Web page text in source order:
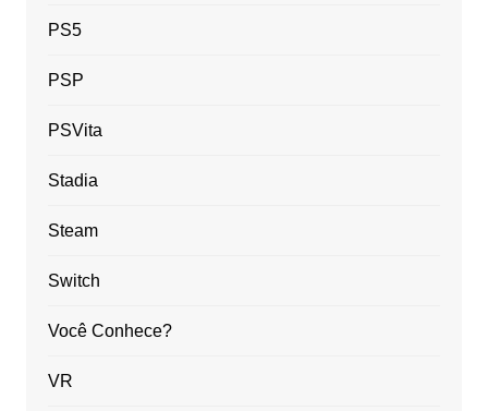
PS5
PSP
PSVita
Stadia
Steam
Switch
Você Conhece?
VR